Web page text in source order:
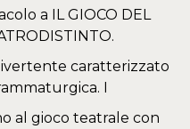
a IL GIOCO DEL
caratterizzato
I
al gioco teatrale con